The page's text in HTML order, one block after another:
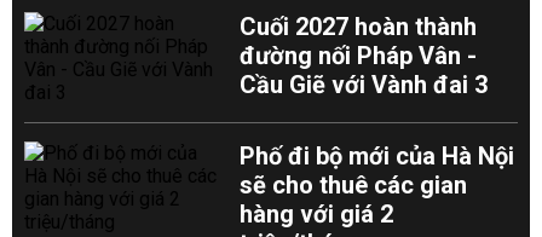
Cuối 2027 hoàn thành
đường nối Pháp Vân -
Cầu Giẽ với Vành đai 3
Phố đi bộ mới của Hà Nội
sẽ cho thuê các gian
hàng với giá 2